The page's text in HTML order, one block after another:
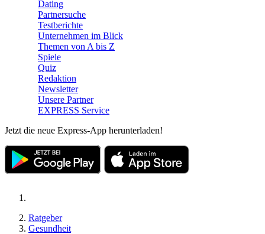
Dating
Partnersuche
Testberichte
Unternehmen im Blick
Themen von A bis Z
Spiele
Quiz
Redaktion
Newsletter
Unsere Partner
EXPRESS Service
Jetzt die neue Express-App herunterladen!
Ratgeber
Gesundheit